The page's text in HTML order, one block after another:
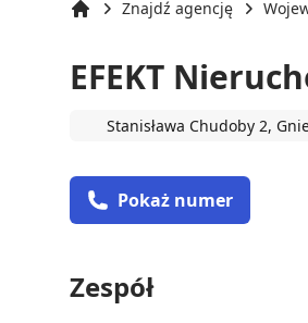
Znajdź agencję
EFEKT
Stanisława Chudoby 2,
Pokaż numer
Zespół